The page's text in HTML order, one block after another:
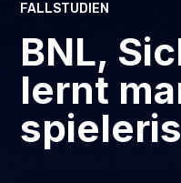
FALLSTUDIEN
BNL,
lernt